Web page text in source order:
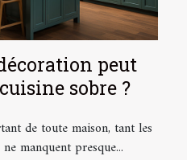
peut
sobre ?
de toute maison, tant les
manquent presque...